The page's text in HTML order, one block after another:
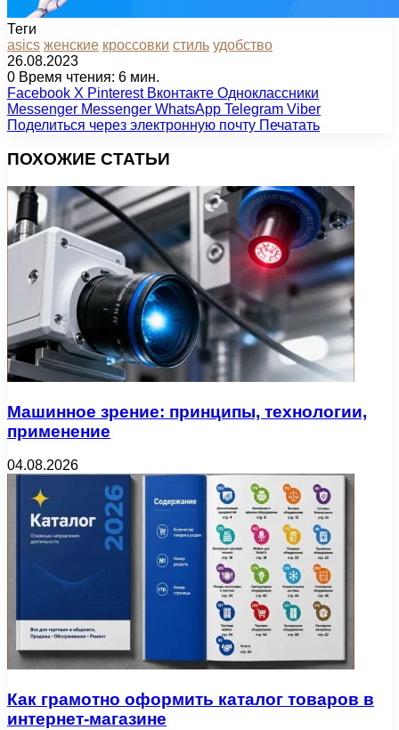
Теги
asics женские кроссовки стиль удобство
26.08.2023
0 Время чтения: 6 мин.
Facebook X Pinterest Вконтакте Одноклассники
Messenger Messenger WhatsApp Telegram Viber
Поделиться через электронную почту Печатать
ПОХОЖИЕ СТАТЬИ
Машинное зрение: принципы, технологии,
применение
04.08.2026
Как грамотно оформить каталог товаров в
интернет-магазине